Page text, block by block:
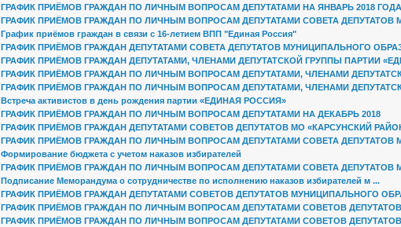
ГРАФИК ПРИЁМОВ ГРАЖДАН ПО ЛИЧНЫМ ВОПРОСАМ ДЕПУТАТАМИ НА ЯНВАРЬ 2018 ГОДА
ГРАФИК ПРИЁМОВ ГРАЖДАН ПО ЛИЧНЫМ ВОПРОСАМ ДЕПУТАТАМИ СОВЕТА ДЕПУТАТОВ
График приёмов граждан в связи с 16-летием ВПП "Единая Россия"
ГРАФИК ПРИЁМОВ ГРАЖДАН ДЕПУТАТАМИ СОВЕТА ДЕПУТАТОВ МУНИЦИПАЛЬНОГО
ГРАФИК ПРИЁМОВ ГРАЖДАН ДЕПУТАТАМИ, ЧЛЕНАМИ ДЕПУТАТСКОЙ ГРУППЫ ПАРТИИ
ГРАФИК ПРИЁМОВ ГРАЖДАН ПО ЛИЧНЫМ ВОПРОСАМ ДЕПУТАТАМИ, ЧЛЕНАМИ
ГРАФИК ПРИЁМОВ ГРАЖДАН ПО ЛИЧНЫМ ВОПРОСАМ ДЕПУТАТАМИ, ЧЛЕНАМИ
Встреча активистов в день рождения партии «ЕДИНАЯ РОССИЯ»
ГРАФИК ПРИЁМОВ ГРАЖДАН ПО ЛИЧНЫМ ВОПРОСАМ ДЕПУТАТАМИ НА ДЕКАБРЬ 2018
ГРАФИК ПРИЁМОВ ГРАЖДАН ДЕПУТАТАМИ СОВЕТОВ ДЕПУТАТОВ МО «КАРСУНСКИЙ
ГРАФИК ПРИЁМОВ ГРАЖДАН ПО ЛИЧНЫМ ВОПРОСАМ ДЕПУТАТАМИ СОВЕТА ДЕПУТАТОВ
Формирование бюджета с учетом наказов избирателей
ГРАФИК ПРИЁМОВ ГРАЖДАН ПО ЛИЧНЫМ ВОПРОСАМ ДЕПУТАТАМИ СОВЕТА ДЕПУТАТОВ
Подписание Меморандума о сотрудничестве по исполнению наказов избирателей м ...
ГРАФИК ПРИЁМОВ ГРАЖДАН ДЕПУТАТАМИ СОВЕТОВ ДЕПУТАТОВ МУНИЦИПАЛЬНОГО
ГРАФИК ПРИЁМОВ ГРАЖДАН ПО ЛИЧНЫМ ВОПРОСАМ ДЕПУТАТАМИ СОВЕТОВ
ГРАФИК ПРИЁМОВ ГРАЖДАН ПО ЛИЧНЫМ ВОПРОСАМ ДЕПУТАТАМИ СОВЕТОВ